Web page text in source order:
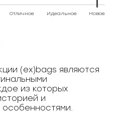
Отличное Идеальное Новое
(ex)bags являются
из которых
и